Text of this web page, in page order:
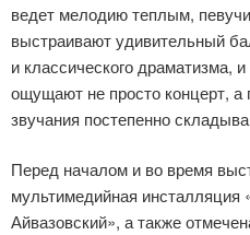
ведет мелодию теплым,
выстраивают удивительный
и классического драматизма,
ощущают не просто концерт, а
звучания постепенно
Перед началом и во время
мультимедийная инсталляция
Айвазовский», а также